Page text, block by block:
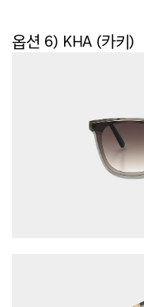
옵션 6) KHA (카키)